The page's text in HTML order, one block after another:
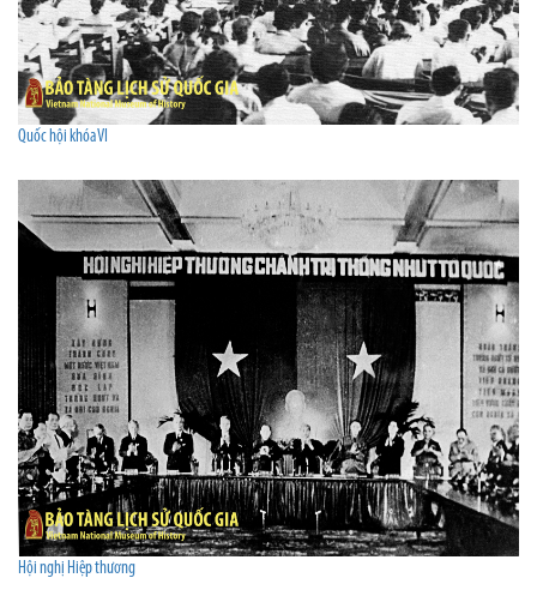
Quốc hội khóa VI
Hội nghị Hiệp thương